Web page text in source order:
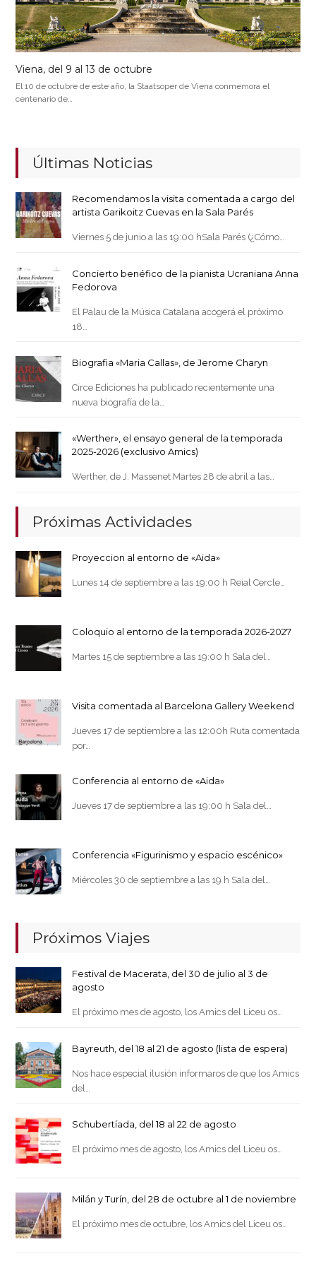
Viena, del 9 al 13 de octubre
El 10 de octubre de este año, la Staatsoper de Viena conmemora el
centenario de…
Últimas Noticias
Recomendamos la visita comentada a cargo del
artista Garikoitz Cuevas en la Sala Parés
Viernes 5 de junio a las 19:00 hSala Parés (¿Cómo…
Concierto benéfico de la pianista Ucraniana Anna
Fedorova
El Palau de la Música Catalana acogerá el próximo
18…
Biografia «Maria Callas», de Jerome Charyn
Circe Ediciones ha publicado recientemente una
nueva biografía de la…
«Werther», el ensayo general de la temporada
2025-2026 (exclusivo Amics)
Werther, de J. Massenet Martes 28 de abril a las…
Próximas Actividades
Proyeccion al entorno de «Aida»
Lunes 14 de septiembre a las 19:00 h Reial Cercle…
Coloquio al entorno de la temporada 2026-2027
Martes 15 de septiembre a las 19:00 h Sala del…
Visita comentada al Barcelona Gallery Weekend
Jueves 17 de septiembre a las 12:00h Ruta comentada
por…
Conferencia al entorno de «Aida»
Jueves 17 de septiembre a las 19:00 h Sala del…
Conferencia «Figurinismo y espacio escénico»
Miércoles 30 de septiembre a las 19 h Sala del…
Próximos Viajes
Festival de Macerata, del 30 de julio al 3 de
agosto
El próximo mes de agosto, los Amics del Liceu os…
Bayreuth, del 18 al 21 de agosto (lista de espera)
Nos hace especial ilusión informaros de que los Amics
del…
Schubertíada, del 18 al 22 de agosto
El próximo mes de agosto, los Amics del Liceu os…
Milán y Turín, del 28 de octubre al 1 de noviembre
El próximo mes de octubre, los Amics del Liceu os…